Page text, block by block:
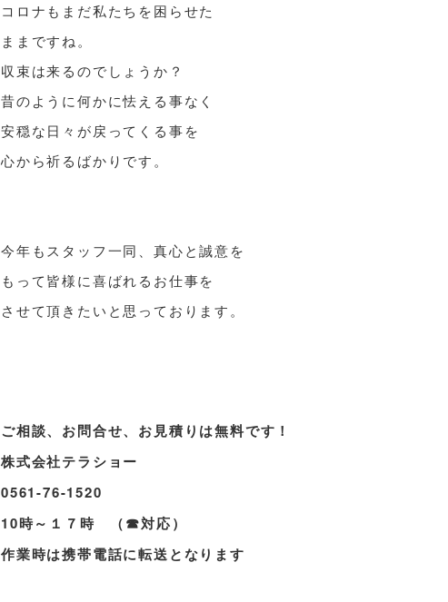
コロナもまだ私たちを困らせた
ままですね。
収束は来るのでしょうか？
昔のように何かに怯える事なく
安穏な日々が戻ってくる事を
心から祈るばかりです。
今年もスタッフ一同、真心と誠意を
もって皆様に喜ばれるお仕事を
させて頂きたいと思っております。
ご相談、お問合せ、お見積りは無料です！
株式会社テラショー
0561-76-1520
10時～１７時 （☎対応）
作業時は携帯電話に転送となります